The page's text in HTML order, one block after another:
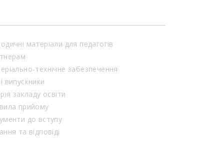
матеріали для педагогів
технічне забезпечення
випускники
закладу освіти
прийому
до вступу
та відповіді